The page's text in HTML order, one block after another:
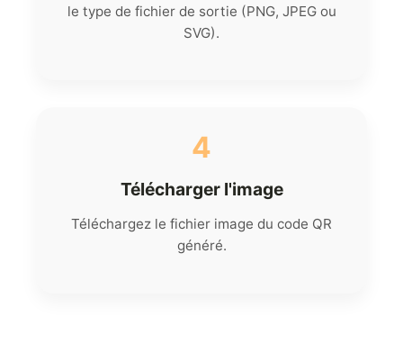
le type de fichier de sortie (PNG, JPEG ou
SVG).
4
Télécharger l'image
Téléchargez le fichier image du code QR
généré.